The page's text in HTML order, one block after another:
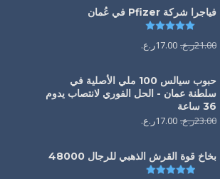
فياجرا شركة Pfizer في عُمان
21.00ر.ع. 17.00ر.ع.
حبوب سيالس 100 ملي الأصلية في
سلطنة عمان - الحل الفوري لانتصاب يدوم
36 ساعة
23.00ر.ع. 17.00ر.ع.
بخاخ قوة القرش الذهبي للرجال 48000
تم التقييم